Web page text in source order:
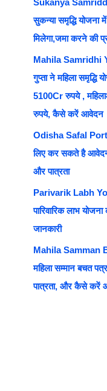
सुकन्या समृद्धि
मिलेगा,जमा करने की
Mahila Samridhi
गुप्ता ने महिला
5100Cr रुपये ,
रुपये, कैसे करें आवेदन
Odisha Safal
लिए कर सकते है आवेदन,
और पात्रता
Parivarik Labh
पारिवारिक लाभ
जानकारी
Mahila Samman
महिला सम्मान बचत
पात्रता, और कैसे करें